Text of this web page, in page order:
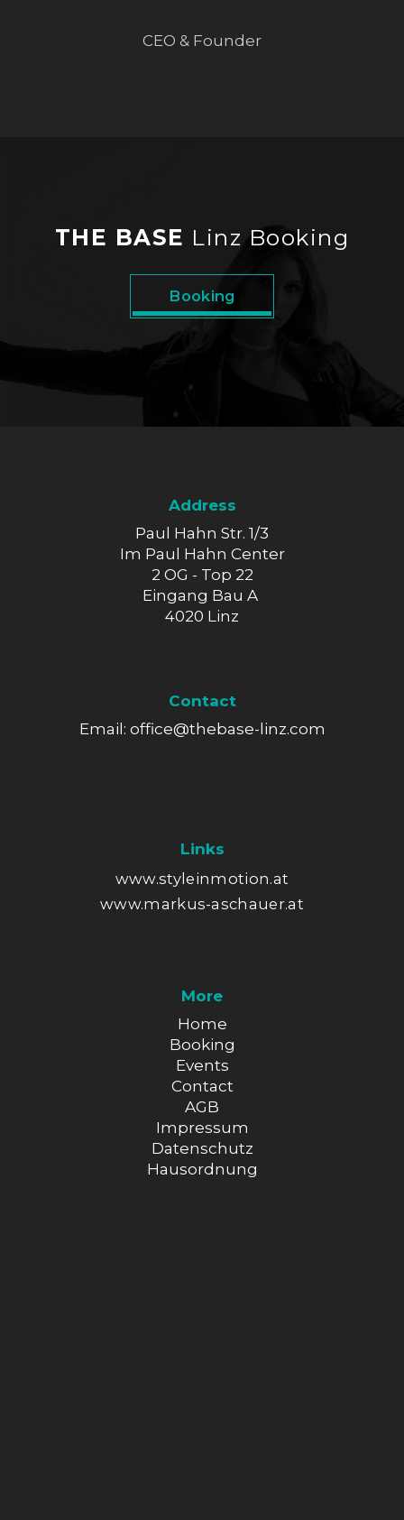
CEO & Founder
THE BASE Linz Booking
Booking
Address
Paul Hahn Str. 1/3
Im Paul Hahn Center
2 OG - Top 22
Eingang Bau A
4020 Linz
Contact
Email: office@thebase-linz.com
Links
www.styleinmotion.at
www.markus-aschauer.at
More
Home
Booking
Events
Contact
AGB
Impressum
Datenschutz
Hausordnung